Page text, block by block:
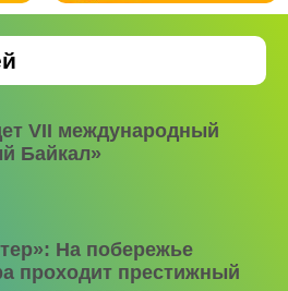
VII международный
Байкал»
На побережье
проходит престижный